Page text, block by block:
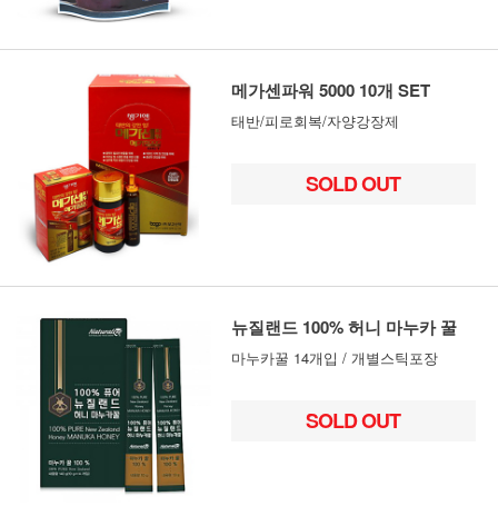
메가센파워 5000 10개 SET
태반/피로회복/자양강장제
SOLD OUT
뉴질랜드 100% 허니 마누카 꿀
마누카꿀 14개입 / 개별스틱포장
SOLD OUT